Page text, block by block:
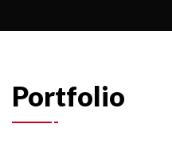
Portfolio